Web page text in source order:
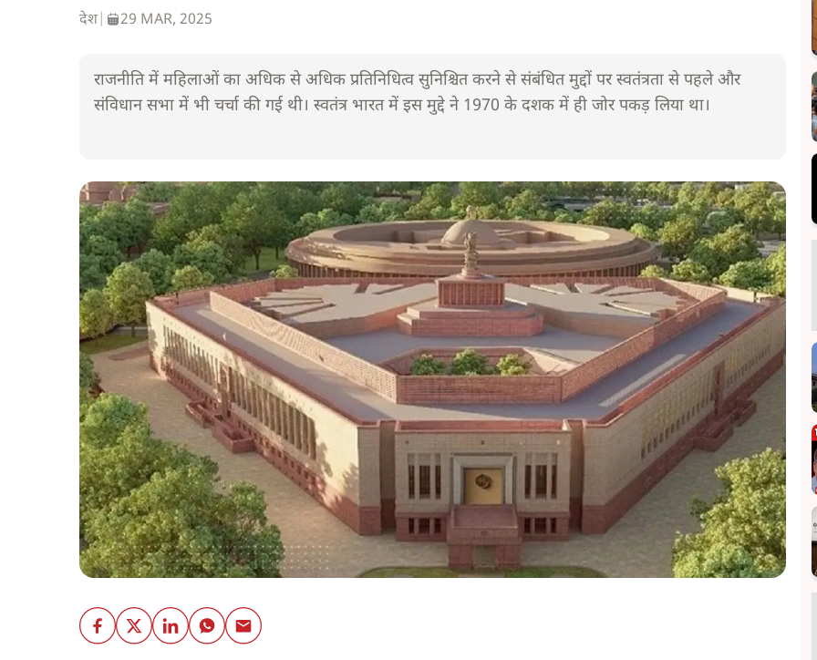
देश 29 MAR, 2025
राजनीति में महिलाओं का अधिक से अधिक प्रतिनिधित्व सुनिश्चित करने से संबंधित मुद्दों पर स्वतंत्रता से पहले और
संविधान सभा में भी चर्चा की गई थी। स्वतंत्र भारत में इस मुद्दे ने 1970 के दशक में ही जोर पकड़ लिया था।